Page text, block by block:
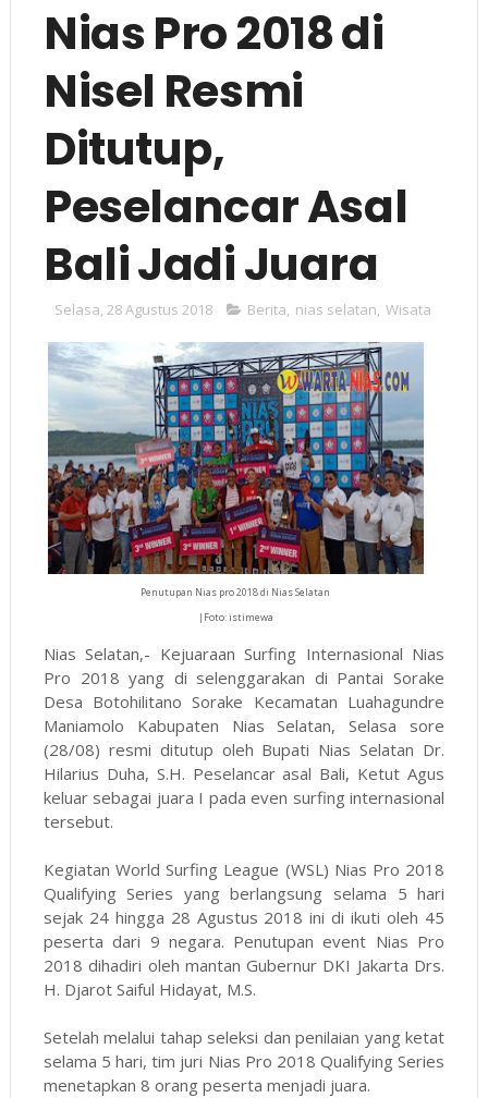
Nias Pro 2018 di
Nisel Resmi
Ditutup,
Peselancar Asal
Bali Jadi Juara
Selasa, 28 Agustus 2018 Berita, nias selatan, Wisata
Penutupan Nias pro 2018 di Nias Selatan
|Foto: istimewa
Nias Selatan,- Kejuaraan Surfing Internasional Nias
Pro 2018 yang di selenggarakan di Pantai Sorake
Desa Botohilitano Sorake Kecamatan Luahagundre
Maniamolo Kabupaten Nias Selatan, Selasa sore
(28/08) resmi ditutup oleh Bupati Nias Selatan Dr.
Hilarius Duha, S.H. Peselancar asal Bali, Ketut Agus
keluar sebagai juara I pada even surfing internasional
tersebut.
Kegiatan World Surfing League (WSL) Nias Pro 2018
Qualifying Series yang berlangsung selama 5 hari
sejak 24 hingga 28 Agustus 2018 ini di ikuti oleh 45
peserta dari 9 negara. Penutupan event Nias Pro
2018 dihadiri oleh mantan Gubernur DKI Jakarta Drs.
H. Djarot Saiful Hidayat, M.S.
Setelah melalui tahap seleksi dan penilaian yang ketat
selama 5 hari, tim juri Nias Pro 2018 Qualifying Series
menetapkan 8 orang peserta menjadi juara.